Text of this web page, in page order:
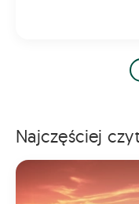
gospodarstwa.
Najczęściej